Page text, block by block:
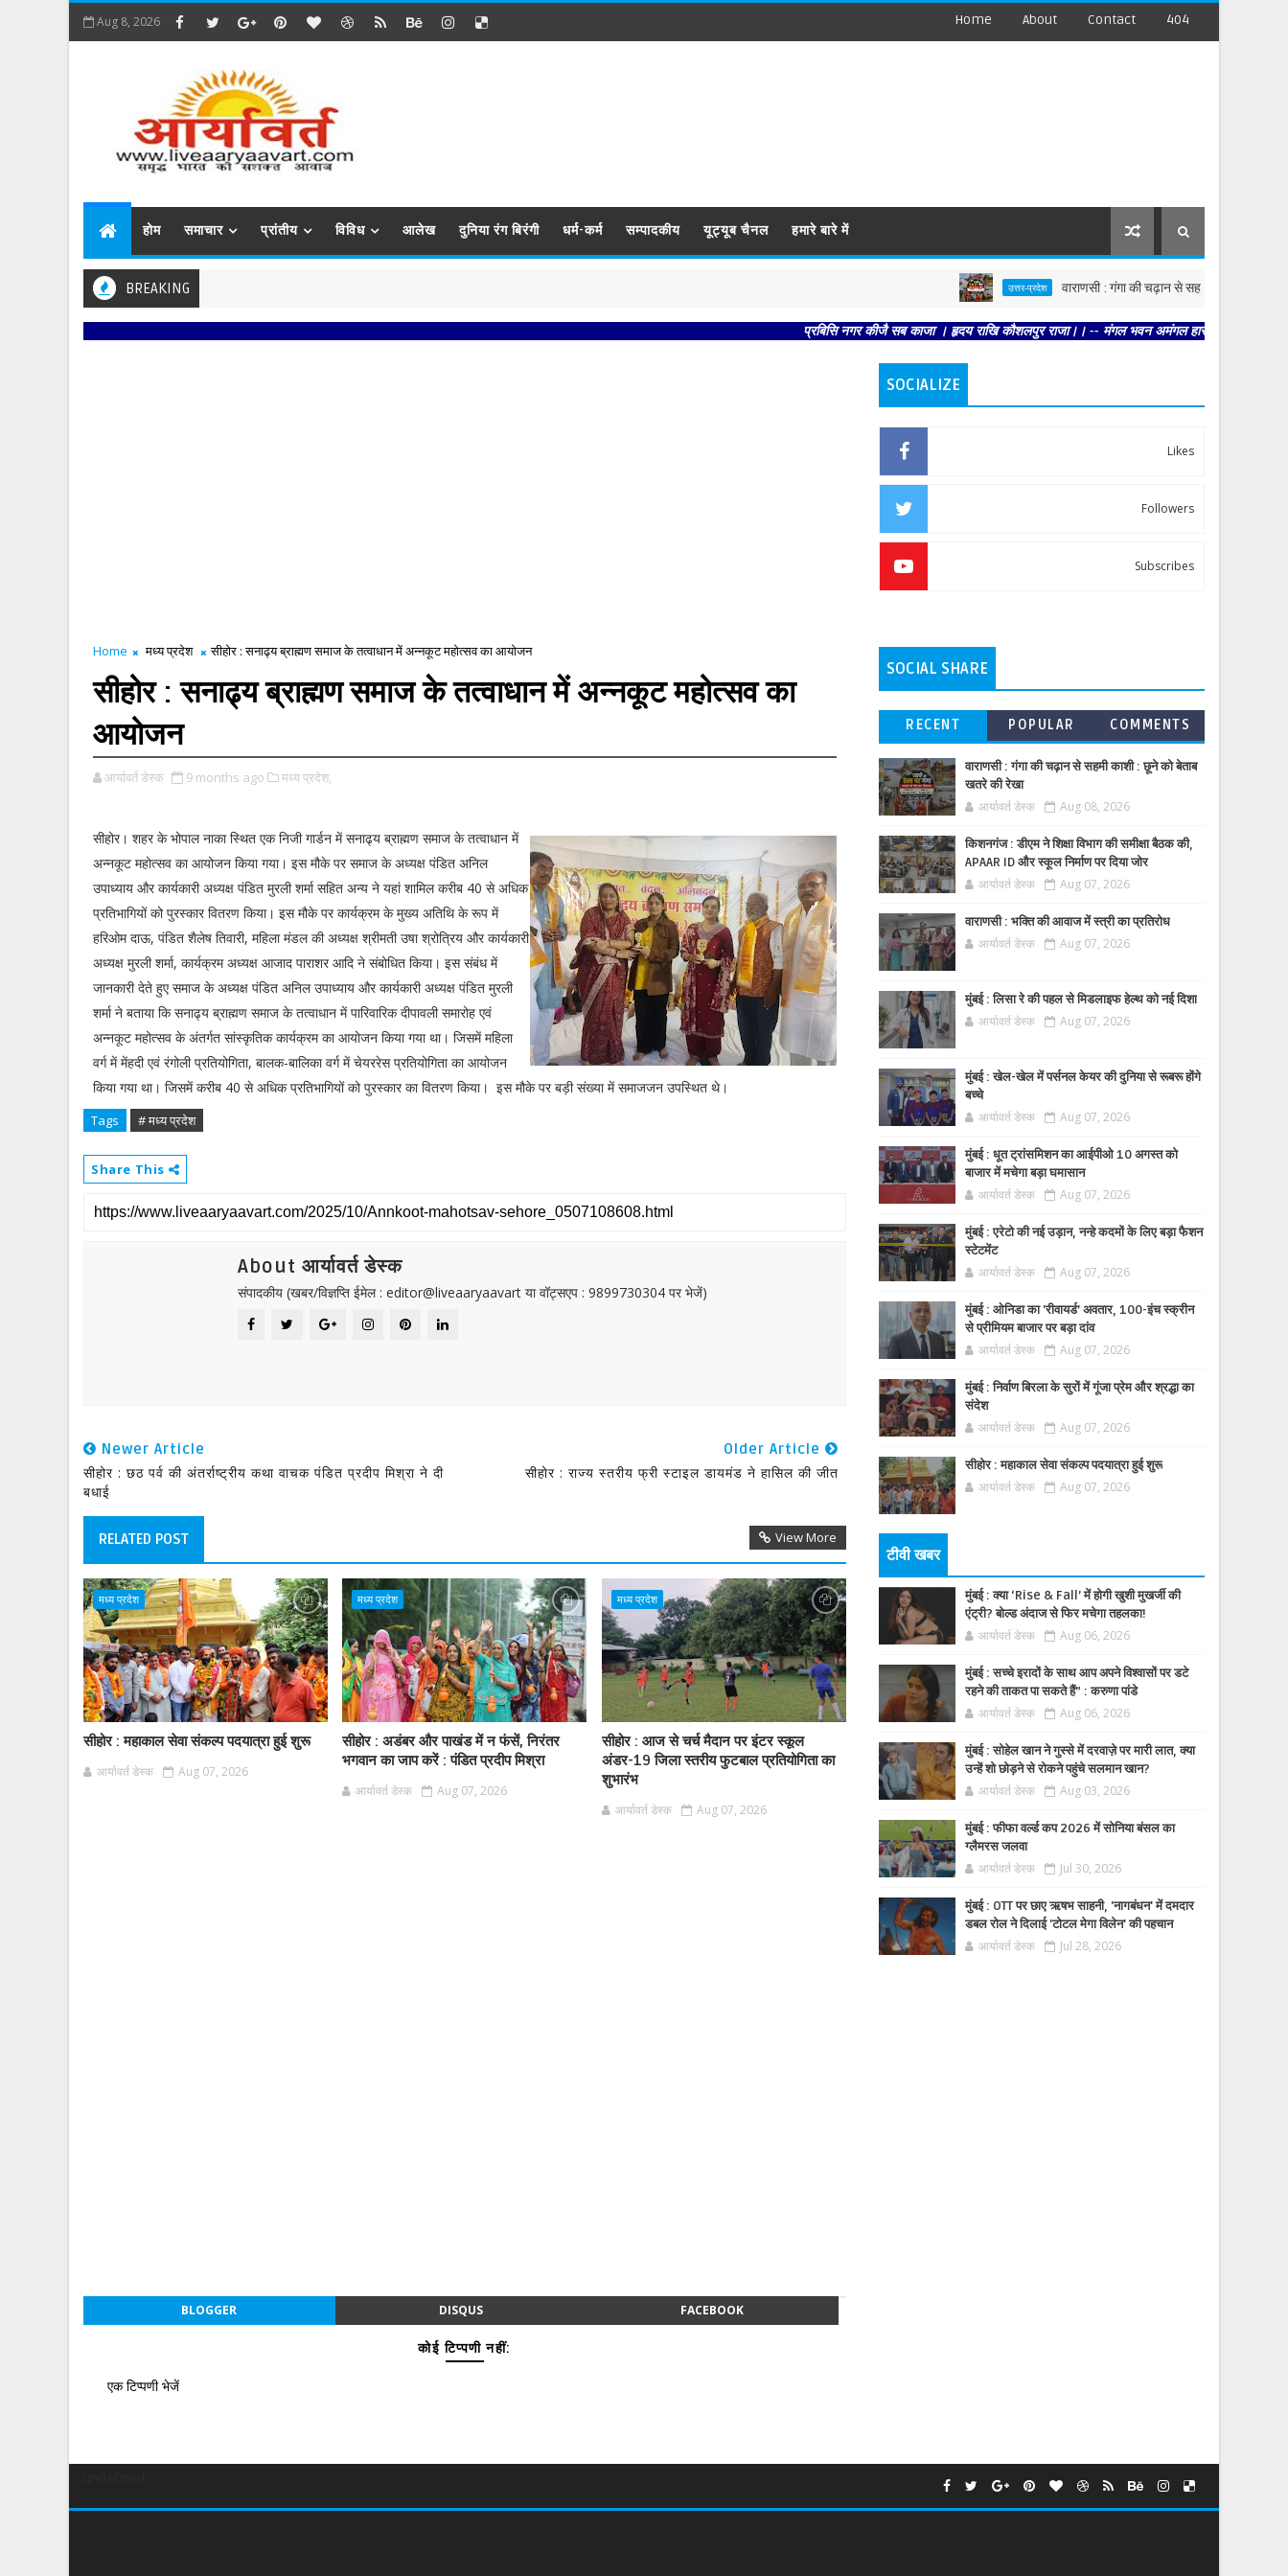
Aug 8, 2026 Home About Contact 404
होम समाचार प्रांतीय विविध आलेख दुनिया रंग बिरंगी धर्म-कर्म सम्पादकीय यूट्यूब चैनल हमारे बारे में
BREAKING उत्तर-प्रदेश वाराणसी : गंगा की चढ़ान से सहमी काशी : छूने को बेताब
प्रबिसि नगर कीजै सब काजा । हृदय राखि कौशलपुर राजा।। -- मंगल भवन अमंगल हारी। द्रवहु सुदसरथ
Home मध्य प्रदेश सीहोर : सनाढ्य ब्राह्मण समाज के तत्वाधान में अन्नकूट महोत्सव का आयोजन
सीहोर : सनाढ्य ब्राह्मण समाज के तत्वाधान में अन्नकूट महोत्सव का
आयोजन
आर्यावर्त डेस्क 9 months ago मध्य प्रदेश,
सीहोर। शहर के भोपाल नाका स्थित एक निजी गार्डन में सनाढ्य ब्राह्मण समाज के तत्वाधान में
अन्नकूट महोत्सव का आयोजन किया गया। इस मौके पर समाज के अध्यक्ष पंडित अनिल
उपाध्याय और कार्यकारी अध्यक्ष पंडित मुरली शर्मा सहित अन्य ने यहां शामिल करीब 40 से अधिक
प्रतिभागियों को पुरस्कार वितरण किया। इस मौके पर कार्यक्रम के मुख्य अतिथि के रूप में
हरिओम दाऊ, पंडित शैलेष तिवारी, महिला मंडल की अध्यक्ष श्रीमती उषा श्रोत्रिय और कार्यकारी
अध्यक्ष मुरली शर्मा, कार्यक्रम अध्यक्ष आजाद पाराशर आदि ने संबोधित किया। इस संबंध में
जानकारी देते हुए समाज के अध्यक्ष पंडित अनिल उपाध्याय और कार्यकारी अध्यक्ष पंडित मुरली
शर्मा ने बताया कि सनाढ्य ब्राह्मण समाज के तत्वाधान में पारिवारिक दीपावली समारोह एवं
अन्नकूट महोत्सव के अंतर्गत सांस्कृतिक कार्यक्रम का आयोजन किया गया था। जिसमें महिला
वर्ग में मेंहदी एवं रंगोली प्रतियोगिता, बालक-बालिका वर्ग में चेयररेस प्रतियोगिता का आयोजन
किया गया था। जिसमें करीब 40 से अधिक प्रतिभागियों को पुरस्कार का वितरण किया। इस मौके पर बड़ी संख्या में समाजजन उपस्थित थे।
Tags # मध्य प्रदेश
Share This
About आर्यावर्त डेस्क
संपादकीय (खबर/विज्ञप्ति ईमेल : editor@liveaaryaavart या वॉट्सएप : 9899730304 पर भेजें)
Newer Article
सीहोर : छठ पर्व की अंतर्राष्ट्रीय कथा वाचक पंडित प्रदीप मिश्रा ने दी
बधाई
Older Article
सीहोर : राज्य स्तरीय फ्री स्टाइल डायमंड ने हासिल की जीत
RELATED POST View More
मध्य प्रदेश
सीहोर : महाकाल सेवा संकल्प पदयात्रा हुई शुरू
आर्यावर्त डेस्क Aug 07, 2026
मध्य प्रदेश
सीहोर : अडंबर और पाखंड में न फंसें, निरंतर
भगवान का जाप करें : पंडित प्रदीप मिश्रा
आर्यावर्त डेस्क Aug 07, 2026
मध्य प्रदेश
सीहोर : आज से चर्च मैदान पर इंटर स्कूल
अंडर-19 जिला स्तरीय फुटबाल प्रतियोगिता का
शुभारंभ
आर्यावर्त डेस्क Aug 07, 2026
BLOGGER DISQUS FACEBOOK
कोई टिप्पणी नहीं:
एक टिप्पणी भेजें
SOCIALIZE
Likes
Followers
Subscribes
SOCIAL SHARE
RECENT POPULAR COMMENTS
वाराणसी : गंगा की चढ़ान से सहमी काशी : छूने को बेताब
खतरे की रेखा
आर्यावर्त डेस्क Aug 08, 2026
किशनगंज : डीएम ने शिक्षा विभाग की समीक्षा बैठक की,
APAAR ID और स्कूल निर्माण पर दिया जोर
आर्यावर्त डेस्क Aug 07, 2026
वाराणसी : भक्ति की आवाज में स्त्री का प्रतिरोध
आर्यावर्त डेस्क Aug 07, 2026
मुंबई : लिसा रे की पहल से मिडलाइफ हेल्थ को नई दिशा
आर्यावर्त डेस्क Aug 07, 2026
मुंबई : खेल-खेल में पर्सनल केयर की दुनिया से रूबरू होंगे
बच्चे
आर्यावर्त डेस्क Aug 07, 2026
मुंबई : धूत ट्रांसमिशन का आईपीओ 10 अगस्त को
बाजार में मचेगा बड़ा घमासान
आर्यावर्त डेस्क Aug 07, 2026
मुंबई : एरेटो की नई उड़ान, नन्हे कदमों के लिए बड़ा फैशन
स्टेटमेंट
आर्यावर्त डेस्क Aug 07, 2026
मुंबई : ओनिडा का 'रीवायर्ड’ अवतार, 100-इंच स्क्रीन
से प्रीमियम बाजार पर बड़ा दांव
आर्यावर्त डेस्क Aug 07, 2026
मुंबई : निर्वाण बिरला के सुरों में गूंजा प्रेम और श्रद्धा का
संदेश
आर्यावर्त डेस्क Aug 07, 2026
सीहोर : महाकाल सेवा संकल्प पदयात्रा हुई शुरू
आर्यावर्त डेस्क Aug 07, 2026
टीवी खबर
मुंबई : क्या ‘Rise & Fall’ में होगी खुशी मुखर्जी की
एंट्री? बोल्ड अंदाज से फिर मचेगा तहलका!
आर्यावर्त डेस्क Aug 06, 2026
मुंबई : सच्चे इरादों के साथ आप अपने विश्वासों पर डटे
रहने की ताकत पा सकते हैं” : करुणा पांडे
आर्यावर्त डेस्क Aug 06, 2026
मुंबई : सोहेल खान ने गुस्से में दरवाज़े पर मारी लात, क्या
उन्हें शो छोड़ने से रोकने पहुंचे सलमान खान?
आर्यावर्त डेस्क Aug 03, 2026
मुंबई : फीफा वर्ल्ड कप 2026 में सोनिया बंसल का
ग्लैमरस जलवा
आर्यावर्त डेस्क Jul 30, 2026
मुंबई : OTT पर छाए ऋषभ साहनी, 'नागबंधन' में दमदार
डबल रोल ने दिलाई 'टोटल मेगा विलेन' की पहचान
आर्यावर्त डेस्क Jul 28, 2026